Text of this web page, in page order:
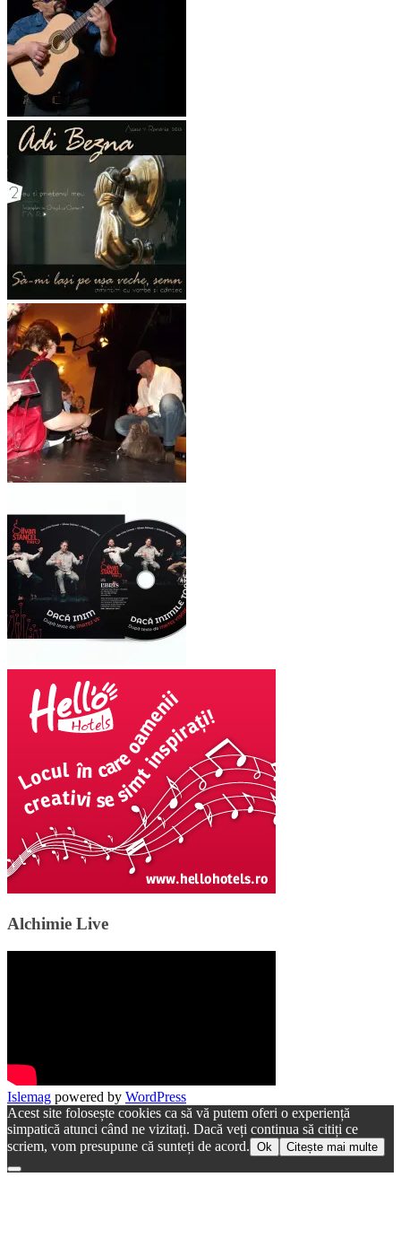
Alchimie Live
Islemag powered by WordPress
Acest site folosește cookies ca să vă putem oferi o experiență
simpatică atunci când ne vizitați. Dacă veți continua să citiți ce
scriem, vom presupune că sunteți de acord. Ok Citește mai multe